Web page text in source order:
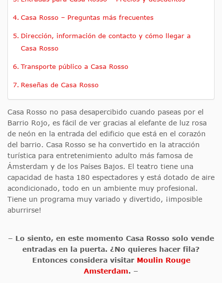
Casa Rosso – Preguntas más frecuentes
Dirección, información de contacto y cómo llegar a
Casa Rosso
Transporte público a Casa Rosso
Reseñas de Casa Rosso
Casa Rosso no pasa desapercibido cuando paseas por el
Barrio Rojo, es fácil de ver gracias al elefante de luz rosa
de neón en la entrada del edificio que está en el corazón
del barrio. Casa Rosso se ha convertido en la atracción
turística para entretenimiento adulto más famosa de
Ámsterdam y de los Países Bajos. El teatro tiene una
capacidad de hasta 180 espectadores y está dotado de aire
acondicionado, todo en un ambiente muy profesional.
Tiene un programa muy variado y divertido, ¡imposible
aburrirse!
– Lo siento, en este momento Casa Rosso solo vende
entradas en la puerta. ¿No quieres hacer fila?
Entonces considera visitar Moulin Rouge
Amsterdam. –